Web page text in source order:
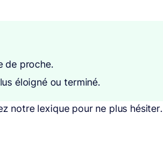
de proche.
éloigné ou terminé.
notre lexique pour ne plus hésiter.